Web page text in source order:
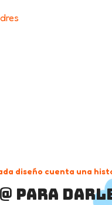
diseño cuenta una
para